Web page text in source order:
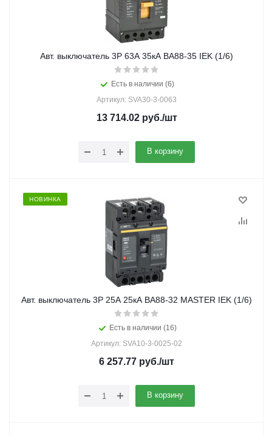
Авт. выключатель 3Р 63А 35кА ВА88-35 IEK (1/6)
Есть в наличии (6)
Артикул: SVA30-3-0063
13 714.02руб./шт
В корзину
НОВИНКА
Авт. выключатель 3Р 25А 25кА ВА88-32 MASTER IEK (1/6)
Есть в наличии (16)
Артикул: SVA10-3-0025-02
6 257.77 руб./шт
В корзину